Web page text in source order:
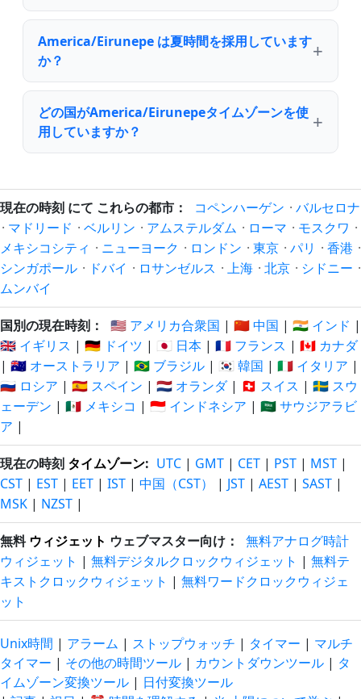
America/Eirunepe は夏時間を採用しています
か？
どの国がAmerica/Eirunepeタイムゾーンを使
用していますか？
現在の時刻 にて これらの都市： コペンハーゲン · バルセロナ
· マドリード · ベルリン · アムステルダム · ローマ · モスクワ ·
メキシコシティ · ニューヨーク · ロンドン · 東京 · パリ · 香港 ·
シンガポール · ドバイ · ロサンゼルス · 上海 · 北京 · シドニー ·
ムンバイ
国別の現在時刻： 🇺🇸 アメリカ合衆国 | 🇨🇳 中国 | 🇮🇳 インド |
🇬🇧 イギリス | 🇩🇪 ドイツ | 🇯🇵 日本 | 🇫🇷 フランス | 🇨🇦 カナダ
| 🇦🇺 オーストラリア | 🇧🇷 ブラジル | 🇰🇷 韓国 | 🇮🇹 イタリア |
🇷🇺 ロシア | 🇪🇸 スペイン | 🇳🇱 オランダ| 🇨🇭 スイス | 🇸🇪 スウ
ェーデン | 🇲🇽 メキシコ | 🇮🇩 インドネシア | 🇸🇦 サウジアラビ
ア |
現在の時刻 タイムゾーン: UTC | GMT | CET | PST | MST |
CST | EST | EET | IST | 中国（CST） | JST | AEST | SAST |
MSK | NZST |
無料 ウィジェット ウェブマスター向け：
無料アナログ時計
ウィジェット | 無料デジタルクロックウィジェット | 無料テ
キストクロックウィジェット | 無料ワードクロックウィジェ
ット
Unix時間 | アラーム | ストップウォッチ | タイマー | マルチ
タイマー | その他の時間ツール | カウントダウンツール | タ
イムゾーン変換ツール | 日付変換ツール